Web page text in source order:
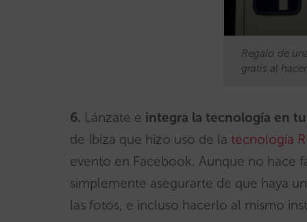
Regalo de
gratis al
6. Lánzate e integra la tecnología en
de Ibiza que hizo uso de la tecnología
evento en Facebook. Aunque no hace
simplemente asegurarte de que haya
las fotos, e incluso hacerlo al mismo